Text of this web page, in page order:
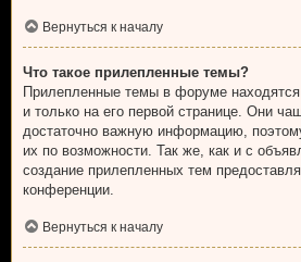
Вернуться к началу
Что такое прилепленные темы?
Прилепленные темы в форуме
и только на его первой странице. Они
достаточно важную информацию,
их по возможности. Так же, как и с
создание прилепленных тем
конференции.
Вернуться к началу